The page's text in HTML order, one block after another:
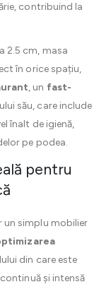
contribuind la
2.5 cm, masa
în orice spațiu,
, un fast-
său, care include
înalt de igienă,
pe podea.
pentru
un simplu mobilier
din care este
și intensă